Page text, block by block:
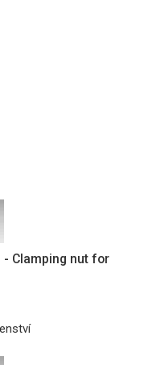
Clamping nut for